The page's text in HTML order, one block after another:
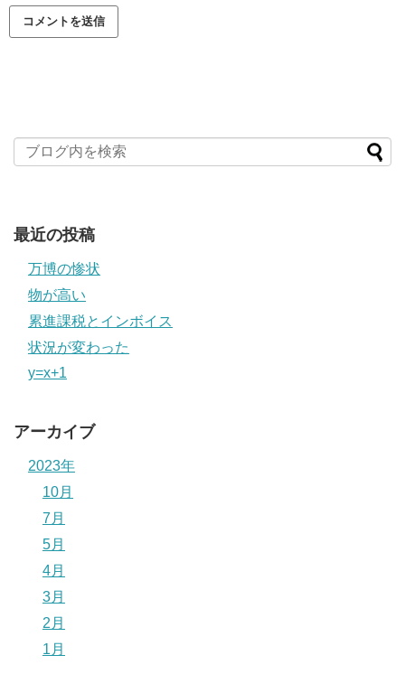
最近の投稿
万博の惨状
物が高い
累進課税とインボイス
状況が変わった
y=x+1
アーカイブ
2023年
10月
7月
5月
4月
3月
2月
1月